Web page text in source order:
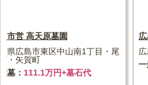
市営 高天原墓園
県広島市東区中山南1丁目・尾
・矢賀町
墓
111.1万円+墓石代